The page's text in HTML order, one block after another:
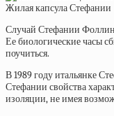
Жилая капсула Стефании
Случай Стефании
Ее биологические часы
поучиться.
В 1989 году итальянке
Стефании свойства
изоляции, не имея